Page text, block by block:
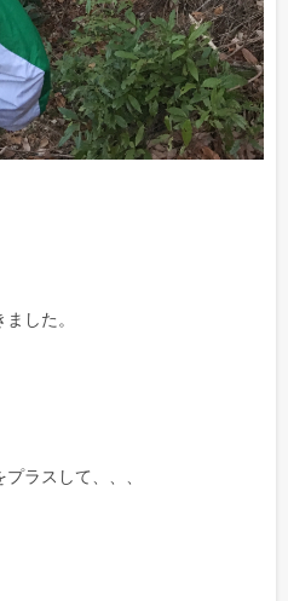
した。
ラスして、、、